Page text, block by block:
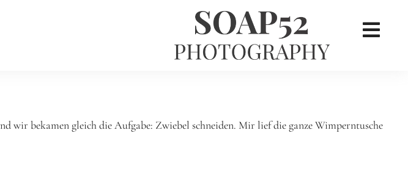
×
wir bekamen gleich die Aufgabe: Zwiebel schneiden. Mir lief die ganze Wimperntusche